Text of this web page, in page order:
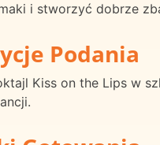
i stworzyć dobrze
Podania
Kiss on the Lips w